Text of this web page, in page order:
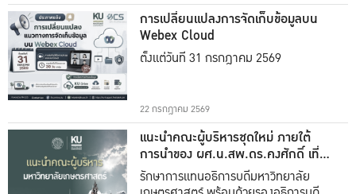
การเปลี่ยนแปลงการจัดเก็บข้อมูลบน
Webex Cloud
ตั้งแต่วันที่ 31 กรกฎาคม 2569
22 กรกฎาคม 2569
แนะนำคณะผู้บริหารชุดใหม่ ภายใต้
การนำของ ผศ.น.สพ.ดร.คงศักดิ์ เที่ยง
ธรรม
รักษาการแทนอธิการบดีมหาวิทยาลัย